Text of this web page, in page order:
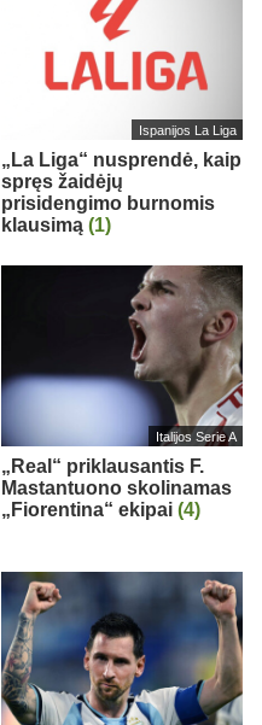
Ispanijos La Liga
„La Liga“ nusprendė, kaip
spręs žaidėjų
prisidengimo burnomis
klausimą (1)
Italijos Serie A
„Real“ priklausantis F.
Mastantuono skolinamas
„Fiorentina“ ekipai (4)